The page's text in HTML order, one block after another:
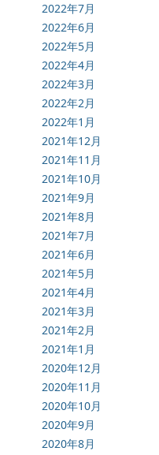
2022年7月
2022年6月
2022年5月
2022年4月
2022年3月
2022年2月
2022年1月
2021年12月
2021年11月
2021年10月
2021年9月
2021年8月
2021年7月
2021年6月
2021年5月
2021年4月
2021年3月
2021年2月
2021年1月
2020年12月
2020年11月
2020年10月
2020年9月
2020年8月